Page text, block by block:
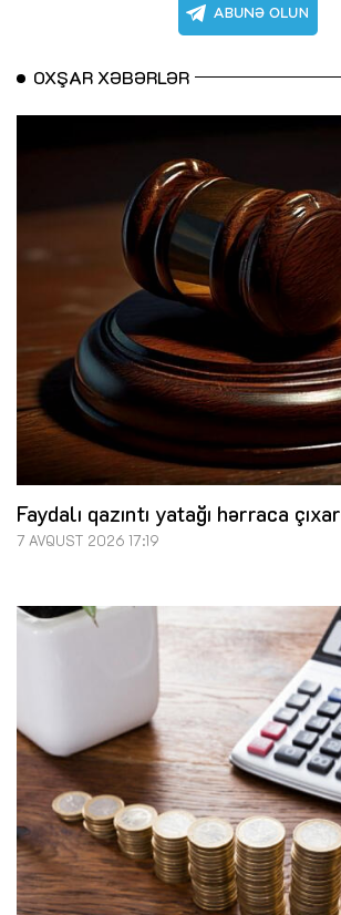
OXŞAR XƏBƏRLƏR
Faydalı qazıntı yatağı hərraca
7 AVQUST 2026 17:19